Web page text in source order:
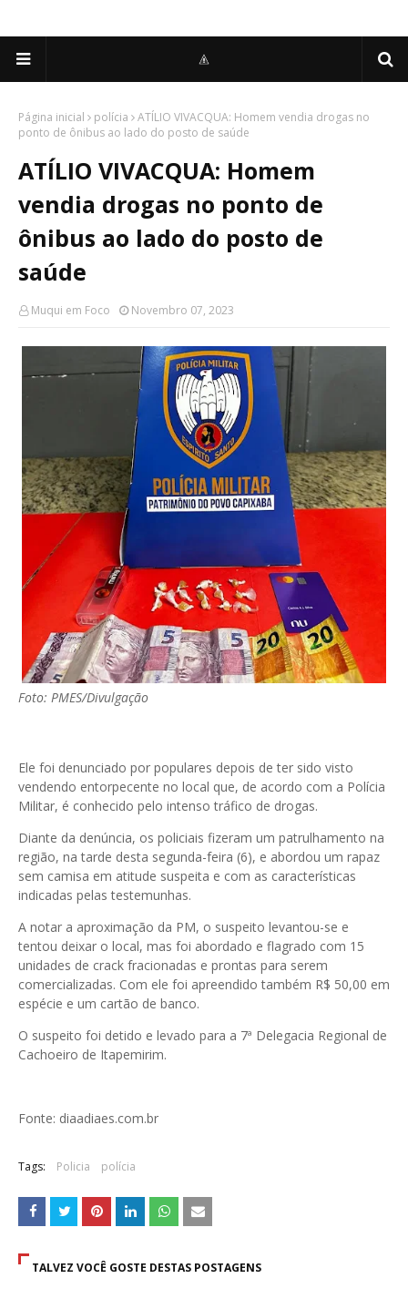
Página inicial polícia
ATÍLIO VIVACQUA: Homem vendia drogas no
ponto de ônibus ao lado do posto de saúde
ATÍLIO VIVACQUA: Homem
vendia drogas no ponto de
ônibus ao lado do posto de
saúde
Muqui em Foco Novembro 07, 2023
Foto: PMES/Divulgação
Ele foi denunciado por populares depois de ter sido visto
vendendo entorpecente no local que, de acordo com a Polícia
Militar, é conhecido pelo intenso tráfico de drogas.
Diante da denúncia, os policiais fizeram um patrulhamento na
região, na tarde desta segunda-feira (6), e abordou um rapaz
sem camisa em atitude suspeita e com as características
indicadas pelas testemunhas.
A notar a aproximação da PM, o suspeito levantou-se e
tentou deixar o local, mas foi abordado e flagrado com 15
unidades de crack fracionadas e prontas para serem
comercializadas. Com ele foi apreendido também R$ 50,00 em
espécie e um cartão de banco.
O suspeito foi detido e levado para a 7ª Delegacia Regional de
Cachoeiro de Itapemirim.
Fonte: diaadiaes.com.br
Tags: Policia polícia
TALVEZ VOCÊ GOSTE DESTAS POSTAGENS